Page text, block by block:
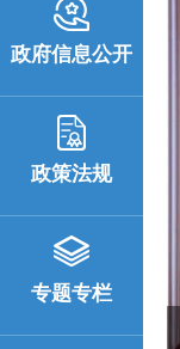
政府信息公开
政策法规
专题专栏